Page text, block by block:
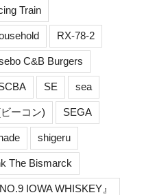
Train
RX-78-2
C&B Burgers
SE sea
ーコン) SEGA
shigeru
The Bismarck
IOWA WHISKEY』